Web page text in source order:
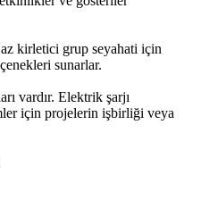
Elektrik şarjı